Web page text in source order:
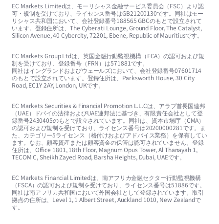
EC Markets Limitedは、モーリシャス金融サービス委員会（FSC）より認
可・規制を受けており、ライセンス番号はGB21200130です。同社はモー
リシャス共和国において、会社登録番号188565 GBCのもとで設立されて
います。登録住所は、The Cyberati Lounge, Ground Floor, The Catalyst,
Silicon Avenue, 40 Cybercity, 72201, Ebene, Republic of Mauritiusです。
EC Markets Group Ltdは、英国金融行動監視機構（FCA）の認可および規
制を受けており、登録番号（FRN）は571881です。
同社はイングランドおよびウェールズにおいて、会社登録番号07601714
のもとで設立されています。登録住所は、Parksworth House, 30 City
Road, EC1Y 2AY, London, UKです。
EC Markets Securities & Financial Promotion L.L.Cは、アラブ首長国連邦
（UAE）ドバイの法律およびUAE連邦法に基づき、有限責任会社として登
録番号2430405のもとで設立されています。同社は、資本市場庁（CMA）
の認可および規制を受けており、ライセンス番号は20200000281です。ま
た、カテゴリー5ライセンス（格付けおよびアドバイス業務）を保有してい
ます。なお、顧客資産または顧客資金の保管は認可されていません。登録
住所は、Office 1801, 18th Floor, Magnum Opus Tower, Al Thanayah 1,
TECOM C, Sheikh Zayed Road, Barsha Heights, Dubai, UAEです。
EC Markets Financial Limitedは、南アフリカ金融セクター行動監視機構
（FSCA）の認可および規制を受けており、ライセンス番号は51886です。
同社は南アフリカ共和国において外国会社として登録されています。取引
拠点の住所は、Level 1, 1 Albert Street, Auckland 1010, New Zealandで
す。